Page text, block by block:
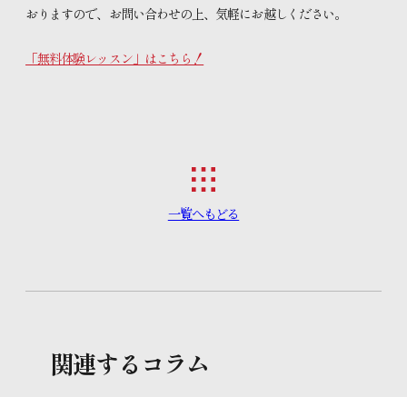
おりますので、お問い合わせの上、気軽にお越しください。
「無料体験レッスン」はこちら！
一覧へもどる
関連するコラム